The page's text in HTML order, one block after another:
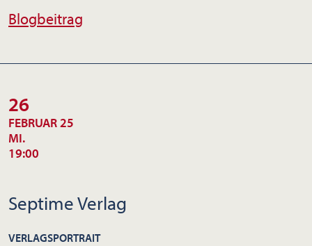
Blogbeitrag
26
FEBRUAR 25
MI.
19:00
Septime Verlag
VERLAGSPORTRAIT